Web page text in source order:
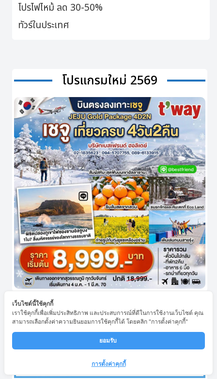
โปรไฟไหม้ ลด 30-50%
ทัวร์ในประเทศ
โปรแกรมใหม่ 2569
เว็บไซต์นี้ใช้คุกกี้
เราใช้คุกกี้เพื่อเพิ่มประสิทธิภาพ และประสบการณ์ที่ดีในการใช้งานเว็บไซต์ คุณ
สามารถเลือกตั้งค่าความยินยอมการใช้คุกกี้ได้ โดยคลิก "การตั้งค่าคุกกี้"
ยอมรับ
การตั้งค่าคุกกี้